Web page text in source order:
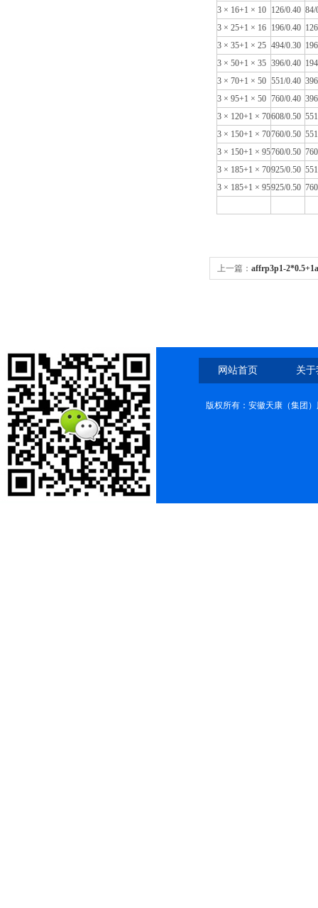
3 × 16+1 × 10 126/0.40 84/
3 × 25+1 × 16 196/0.40
3 × 35+1 × 25 494/0.30
3 × 50+1 × 35 396/0.40
3 × 70+1 × 50 551/0.40
3 × 95+1 × 50 760/0.40
3 × 120+1 × 70608/0.50
3 × 150+1 × 70760/0.50
3 × 150+1 × 95760/0.50
3 × 185+1 × 70925/0.50
3 × 185+1 × 95925/0.50
上一篇： affrp3p1-
网站首页 关
版权所有：安徽天康（集团